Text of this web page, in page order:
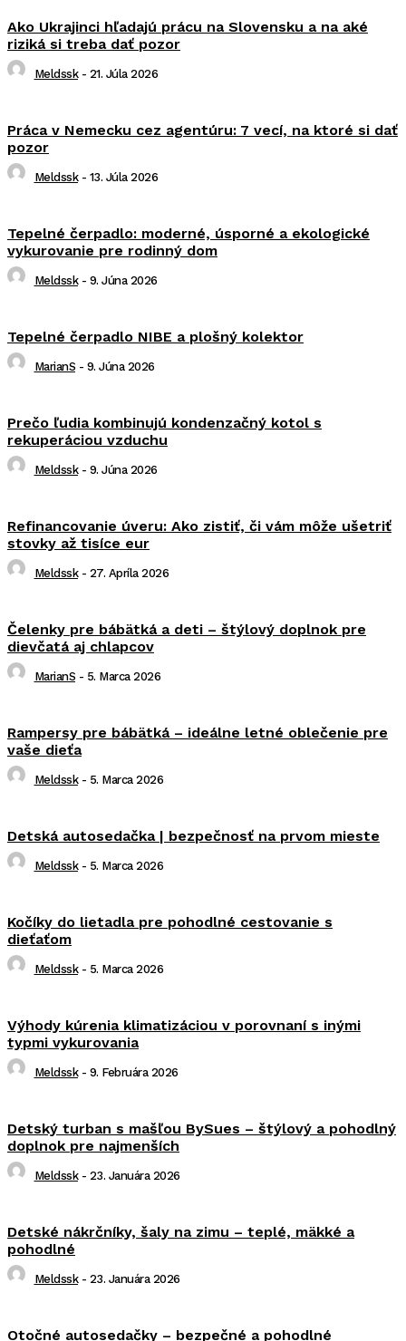
Ako Ukrajinci hľadajú prácu na Slovensku a na aké
riziká si treba dať pozor
Meldssk - 21. Júla 2026
Práca v Nemecku cez agentúru: 7 vecí, na ktoré si dať
pozor
Meldssk - 13. Júla 2026
Tepelné čerpadlo: moderné, úsporné a ekologické
vykurovanie pre rodinný dom
Meldssk - 9. Júna 2026
Tepelné čerpadlo NIBE a plošný kolektor
MarianS - 9. Júna 2026
Prečo ľudia kombinujú kondenzačný kotol s
rekuperáciou vzduchu
Meldssk - 9. Júna 2026
Refinancovanie úveru: Ako zistiť, či vám môže ušetriť
stovky až tisíce eur
Meldssk - 27. Apríla 2026
Čelenky pre bábätká a deti – štýlový doplnok pre
dievčatá aj chlapcov
MarianS - 5. Marca 2026
Rampersy pre bábätká – ideálne letné oblečenie pre
vaše dieťa
Meldssk - 5. Marca 2026
Detská autosedačka | bezpečnosť na prvom mieste
Meldssk - 5. Marca 2026
Kočíky do lietadla pre pohodlné cestovanie s
dieťaťom
Meldssk - 5. Marca 2026
Výhody kúrenia klimatizáciou v porovnaní s inými
typmi vykurovania
Meldssk - 9. Februára 2026
Detský turban s mašľou BySues – štýlový a pohodlný
doplnok pre najmenších
Meldssk - 23. Januára 2026
Detské nákrčníky, šaly na zimu – teplé, mäkké a
pohodlné
Meldssk - 23. Januára 2026
Otočné autosedačky – bezpečné a pohodlné